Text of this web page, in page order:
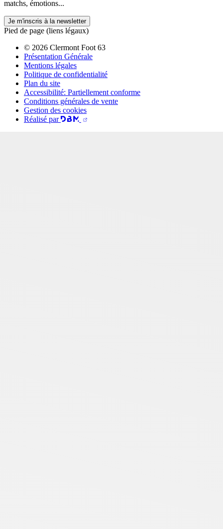
matchs, émotions...
Je m'inscris à la newsletter
Pied de page (liens légaux)
© 2026 Clermont Foot 63
Présentation Générale
Mentions légales
Politique de confidentialité
Plan du site
Accessibilité: Partiellement conforme
Conditions générales de vente
Gestion des cookies
Réalisé par